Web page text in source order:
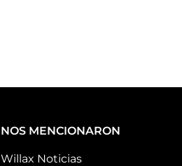
NOS MENCIONARON
Willax Noticias